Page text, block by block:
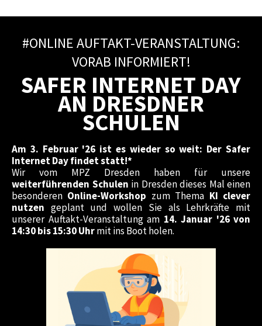
#ONLINE AUFTAKT-VERANSTALTUNG:
VORAB INFORMIERT!
SAFER INTERNET DAY
AN DRESDNER
SCHULEN
Am 3. Februar '26 ist es wieder so weit: Der Safer
Internet Day findet statt!*
Wir vom MPZ Dresden haben für unsere
weiterführenden Schulen in Dresden dieses Mal einen
besonderen Online-Workshop zum Thema KI clever
nutzen geplant und wollen Sie als Lehrkräfte mit
unserer Auftakt-Veranstaltung am 14. Januar '26 von
14:30 bis 15:30 Uhrmit ins Boot holen.